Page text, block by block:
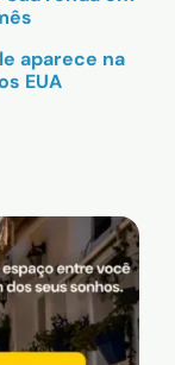
aparece na
EUA